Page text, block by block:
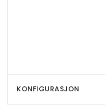
KONFIGURASJON